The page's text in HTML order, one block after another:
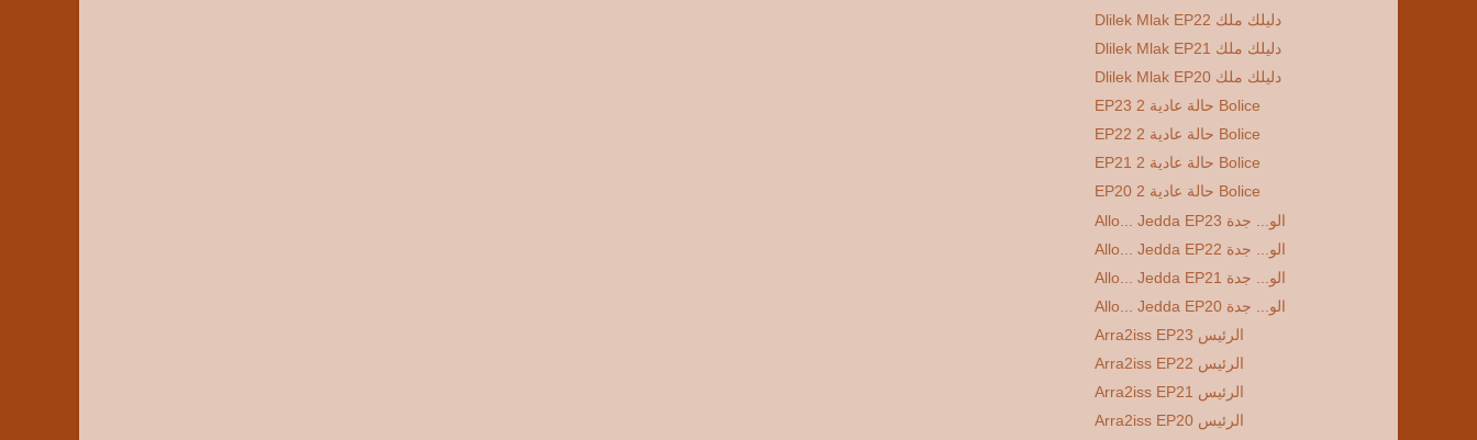
Dlilek Mlak EP22 دليلك ملك
Dlilek Mlak EP21 دليلك ملك
Dlilek Mlak EP20 دليلك ملك
EP23 2 حالة عادية Bolice
EP22 2 حالة عادية Bolice
EP21 2 حالة عادية Bolice
EP20 2 حالة عادية Bolice
Allo... Jedda EP23 الو... جدة
Allo... Jedda EP22 الو... جدة
Allo... Jedda EP21 الو... جدة
Allo... Jedda EP20 الو... جدة
Arra2iss EP23 الرئيس
Arra2iss EP22 الرئيس
Arra2iss EP21 الرئيس
Arra2iss EP20 الرئيس